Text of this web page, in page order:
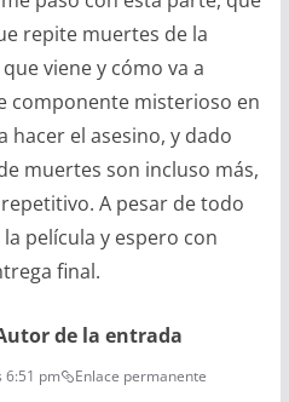
repite muertes de la
viene y cómo va a
componente misterioso en
hacer el asesino, y dado
muertes son incluso más,
A pesar de todo
película y espero con
final.
de la entrada
6:51 pm Enlace permanente